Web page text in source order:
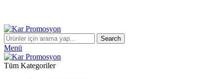
Search
Menü
Tüm Kategoriler